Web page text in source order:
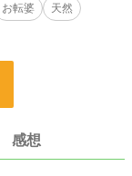
こともある、
ごす日々だ。
り。
ベラに夢中だった。
お転婆
天然
感想